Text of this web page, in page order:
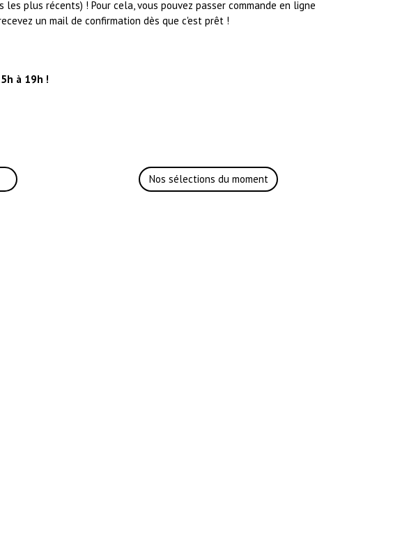
plus récents) ! Pour cela, vous pouvez passer commande en ligne
un mail de confirmation dès que c'est prêt !
à 19h !
Nos sélections du moment